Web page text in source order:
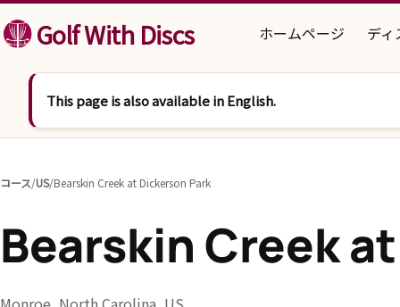
コンテンツへスキップ
Golf With Discs ホームページ デ
This page is also available in English.
コース/US/Bearskin Creek at Dickerson Park
Bearskin Creek